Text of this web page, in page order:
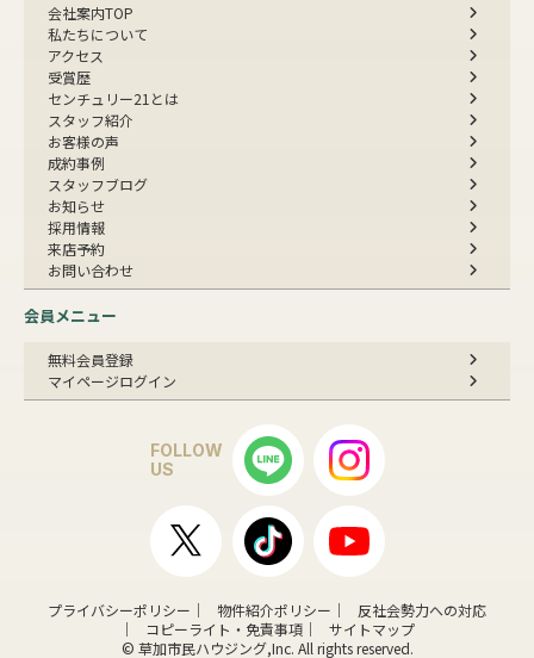
会社案内TOP
私たちについて
アクセス
受賞歴
センチュリー21とは
スタッフ紹介
お客様の声
成約事例
スタッフブログ
お知らせ
採用情報
来店予約
お問い合わせ
会員メニュー
無料会員登録
マイページログイン
FOLLOW
US
プライバシーポリシー 物件紹介ポリシー
反社会勢力への対応
コピーライト・免責事項
サイトマップ
© 草加市民ハウジング,Inc. All rights reserved.